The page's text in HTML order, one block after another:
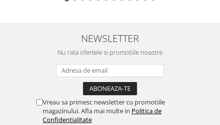
NEWSLETTER
Nu rata ofertele si promotiile noastre
Vreau sa primesc newsletter cu promotiile
magazinului. Afla mai multe in Politica de
Confidentialitate